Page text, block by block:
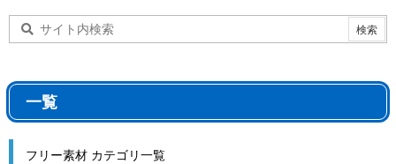
一覧
フリー素材 カテゴリ一覧